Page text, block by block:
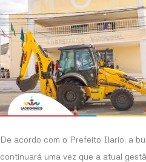
De acordo com o Prefeito Ilario, a
continuará uma vez que a atual